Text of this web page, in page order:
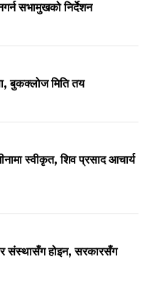
सभामुखको निर्देशन
बुकक्लोज मिति तय
स्वीकृत, शिव प्रसाद आचार्य
संस्थासँग होइन, सरकारसँग